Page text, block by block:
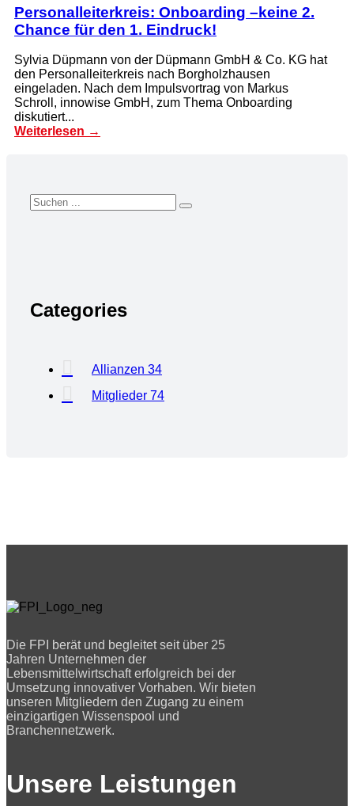
Personalleiterkreis: Onboarding –keine 2.
Chance für den 1. Eindruck!
Sylvia Düpmann von der Düpmann GmbH & Co. KG hat
den Personalleiterkreis nach Borgholzhausen
eingeladen. Nach dem Impulsvortrag von Markus
Schroll, innowise GmbH, zum Thema Onboarding
diskutiert...
Weiterlesen →
Categories
Allianzen 34
Mitglieder 74
Die FPI berät und begleitet seit über 25
Jahren Unternehmen der
Lebensmittelwirtschaft erfolgreich bei der
Umsetzung innovativer Vorhaben. Wir bieten
unseren Mitgliedern den Zugang zu einem
einzigartigen Wissenspool und
Branchennetzwerk.
Unsere Leistungen